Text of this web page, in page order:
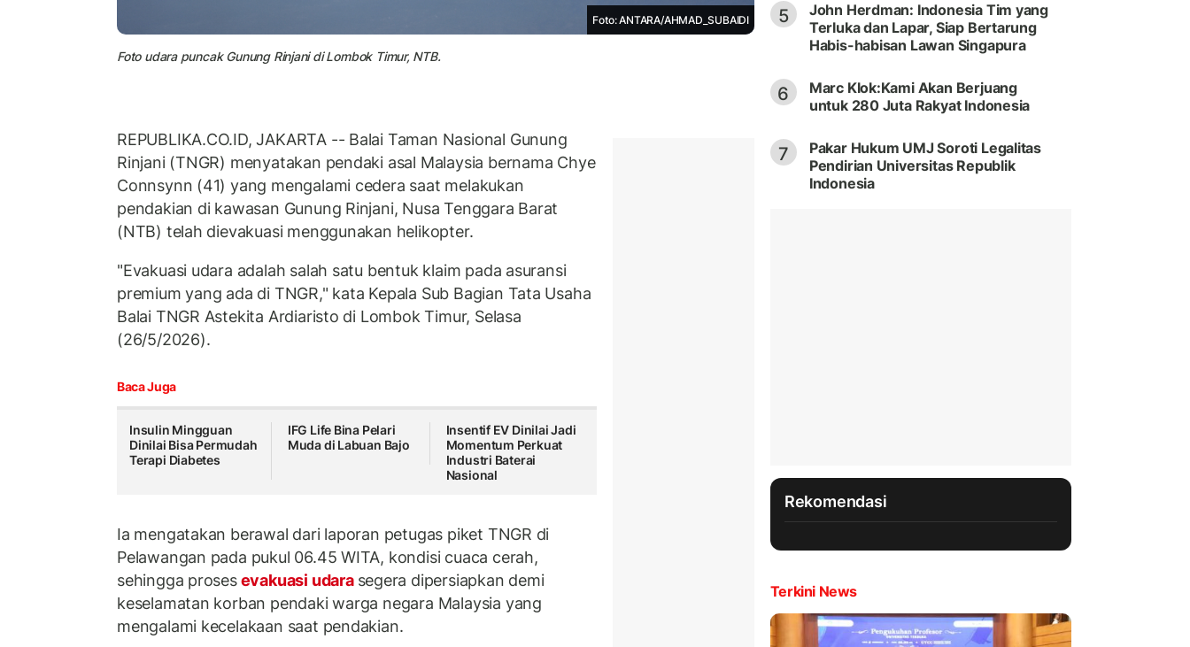
Foto: ANTARA/AHMAD_SUBAIDI
Foto udara puncak Gunung Rinjani di Lombok Timur, NTB.
REPUBLIKA.CO.ID, JAKARTA -- Balai Taman Nasional Gunung
Rinjani (TNGR) menyatakan pendaki asal Malaysia bernama Chye
Connsynn (41) yang mengalami cedera saat melakukan
pendakian di kawasan Gunung Rinjani, Nusa Tenggara Barat
(NTB) telah dievakuasi menggunakan helikopter.
"Evakuasi udara adalah salah satu bentuk klaim pada asuransi
premium yang ada di TNGR," kata Kepala Sub Bagian Tata Usaha
Balai TNGR Astekita Ardiaristo di Lombok Timur, Selasa
(26/5/2026).
Baca Juga
Insulin Mingguan
Dinilai Bisa Permudah
Terapi Diabetes
IFG Life Bina Pelari
Muda di Labuan Bajo
Insentif EV Dinilai Jadi
Momentum Perkuat
Industri Baterai
Nasional
Ia mengatakan berawal dari laporan petugas piket TNGR di
Pelawangan pada pukul 06.45 WITA, kondisi cuaca cerah,
sehingga prosesevakuasi udara segera dipersiapkan demi
keselamatan korban pendaki warga negara Malaysia yang
mengalami kecelakaan saat pendakian.
5
John Herdman: Indonesia Tim yang
Terluka dan Lapar, Siap Bertarung
Habis-habisan Lawan Singapura
6
Marc Klok:Kami Akan Berjuang
untuk 280 Juta Rakyat Indonesia
7
Pakar Hukum UMJ Soroti Legalitas
Pendirian Universitas Republik
Indonesia
Rekomendasi
Terkini News